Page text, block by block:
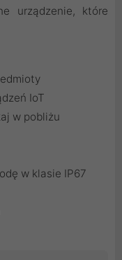
urządzenie, które
IoT
w pobliżu
w klasie IP67